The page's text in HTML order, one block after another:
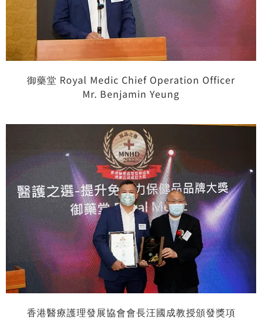
御藥堂 Royal Medic Chief Operation Officer
Mr. Benjamin Yeung
香港醫療護理發展協會會長汪國成教授頒發獎項